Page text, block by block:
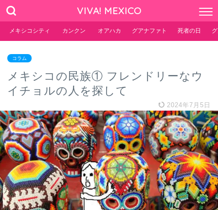
VIVA! MEXICO
メキシコシティ カンクン オアハカ グアナファト 死者の日
コラム
メキシコの民族① フレンドリーなウ
イチョルの人を探して
2024年7月5日